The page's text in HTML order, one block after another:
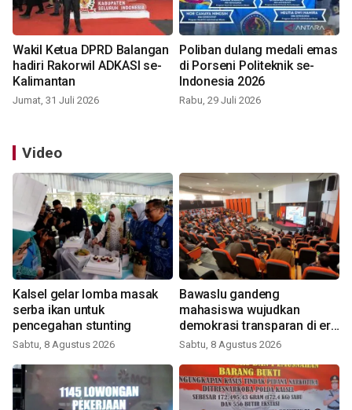
Wakil Ketua DPRD Balangan
hadiri Rakorwil ADKASI se-
Kalimantan
Jumat, 31 Juli 2026
Poliban dulang medali emas
di Porseni Politeknik se-
Indonesia 2026
Rabu, 29 Juli 2026
Video
Kalsel gelar lomba masak
serba ikan untuk
pencegahan stunting
Sabtu, 8 Agustus 2026
Bawaslu gandeng
mahasiswa wujudkan
demokrasi transparan di era
digital
Sabtu, 8 Agustus 2026